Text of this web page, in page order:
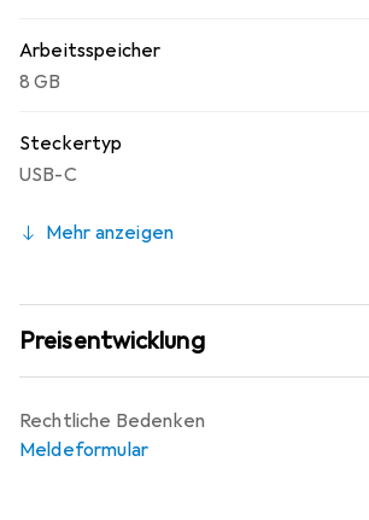
Arbeitsspeicher
8 GB
Steckertyp
USB-C
Mehr anzeigen
Preisentwicklung
Rechtliche Bedenken
Meldeformular